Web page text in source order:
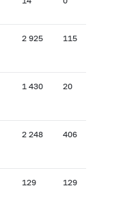
2 925 115
1 430 20
2 248 406
129 129